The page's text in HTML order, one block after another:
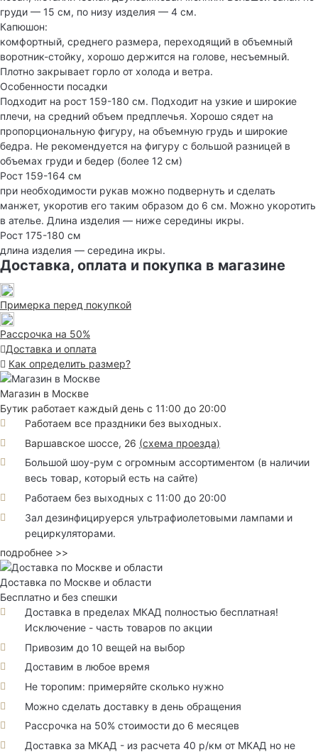
груди — 15 см, по низу изделия — 4 см.
Капюшон:
комфортный, среднего размера, переходящий в объемный
воротник-стойку, хорошо держится на голове, несъемный.
Плотно закрывает горло от холода и ветра.
Особенности посадки
Подходит на рост 159-180 см. Подходит на узкие и широкие
плечи, на средний объем предплечья. Хорошо сядет на
пропорциональную фигуру, на объемную грудь и широкие
бедра. Не рекомендуется на фигуру с большой разницей в
объемах груди и бедер (более 12 см)
Рост 159-164 см
при необходимости рукав можно подвернуть и сделать
манжет, укоротив его таким образом до 6 см. Можно укоротить
в ателье. Длина изделия — ниже середины икры.
Рост 175-180 см
длина изделия — середина икры.
Доставка, оплата и покупка в магазине
Примерка перед покупкой
Рассрочка на 50%
Доставка и оплата
Как определить размер?
Магазин в Москве
Бутик работает каждый день с 11:00 до 20:00
Работаем все праздники без выходных.
Варшавское шоссе, 26 (схема проезда)
Большой шоу-рум с огромным ассортиментом (в наличии
весь товар, который есть на сайте)
Работаем без выходных с 11:00 до 20:00
Зал дезинфицируерся ультрафиолетовыми лампами и
рециркуляторами.
подробнее >>
Доставка по Москве и области
Бесплатно и без спешки
Доставка в пределах МКАД полностью бесплатная!
Исключение - часть товаров по акции
Привозим до 10 вещей на выбор
Доставим в любое время
Не торопим: примеряйте сколько нужно
Можно сделать доставку в день обращения
Рассрочка на 50% стоимости до 6 месяцев
Доставка за МКАД - из расчета 40 р/км от МКАД но не